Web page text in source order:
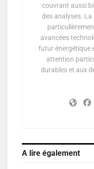
couvrant aussi
des analyses.
avancées
futur énergétique
attention
durables et aux
A lire également